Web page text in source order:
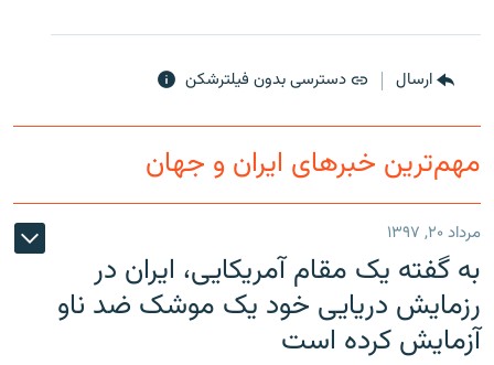
ارسال دسترسی بدون فیلترشکن
مهم‌ترین خبرهای ایران و جهان
مرداد ۲۰, ۱۳۹۷
به گفته یک مقام آمریکایی، ایران در
رزمایش دریایی خود یک موشک ضد ناو
آزمایش کرده است